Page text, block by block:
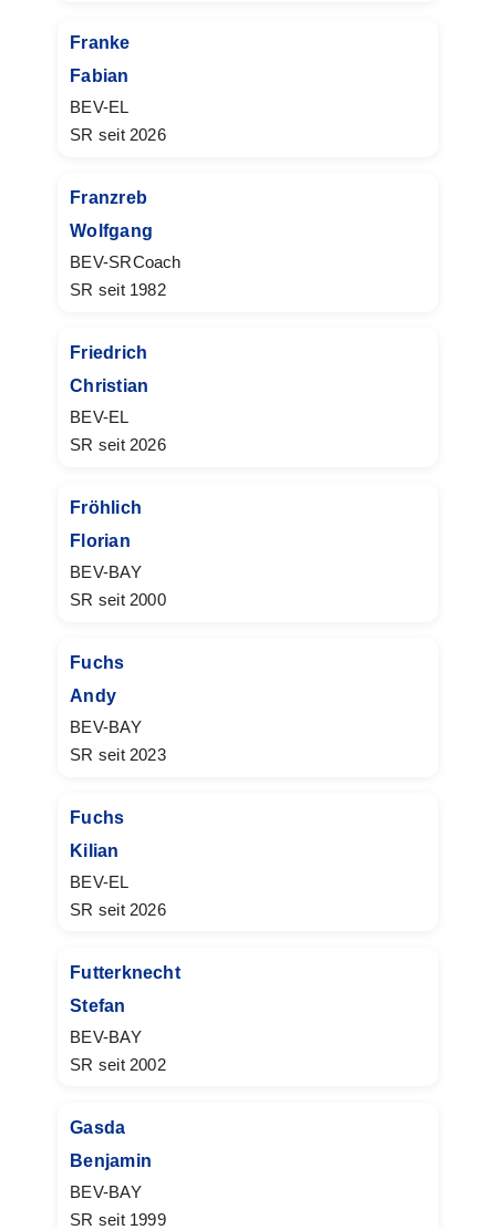
Franke
Fabian
BEV-EL
SR seit 2026
Franzreb
Wolfgang
BEV-SRCoach
SR seit 1982
Friedrich
Christian
BEV-EL
SR seit 2026
Fröhlich
Florian
BEV-BAY
SR seit 2000
Fuchs
Andy
BEV-BAY
SR seit 2023
Fuchs
Kilian
BEV-EL
SR seit 2026
Futterknecht
Stefan
BEV-BAY
SR seit 2002
Gasda
Benjamin
BEV-BAY
SR seit 1999